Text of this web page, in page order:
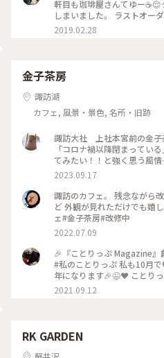
軒目も珈琲屋さんてゆー
しまいました。 ラストオー
すべり込み。 ｢ここは常連
出来ないんですよ～☺️｣って
ちゃんで撮られてました😅｣って💦
カドコーヒー #素敵な二人
2019.02.28
金子茶房
諏訪湖
カフェ, 風景・景色, 名所・旧跡
諏訪大社 上社本宮前の金子
「コロナ禍以降閉まってい
てみたい！！と強く思う風
ら、再開の時、お知らそい
訪大社 #諏訪湖
2023.09.17
諏訪のカフェ。 残念ながら改修中で 利用は出来なかったけれ
ど 外観が見れただけでも嬉しいカフェ。 #長野県#諏訪#カフ
ェ#金子茶房#改修中
2022.07.09
🎉『ことりっぷ Magazine
#私のことりっぷ 私も10月
年になります🎉😉❤️ ことりっぷを知る前の旅は…… 名所旧
跡、寺社、古道、祭……など
しましょ……そんな旅でした。 ことりっぷを始めたばかり
見られますよ(^_^)v ユーザーさんの投稿を見たときの衝撃🤩
うわっ(゜ロ゜; 何て素敵なカフェ☕️😌✨‼️ ち
りをしたかったので、ここも予定に入
2021.09.12
RK GARDEN